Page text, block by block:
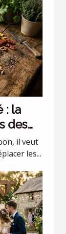
: la
des
il veut
les...